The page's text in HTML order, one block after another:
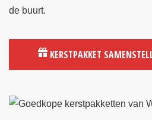
de buurt.
KERSTPAKKET